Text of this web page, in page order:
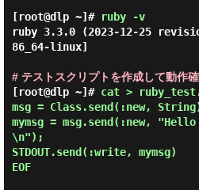
[root@dlp ~]# ruby -v
ruby 3.3.0 (2023-12-25
86_64-linux]
# テストスクリプトを作成して動作
[root@dlp ~]# cat >
msg = Class.send(:new,
mymsg = msg.send(:new,
\n");
STDOUT.send(:write, mymsg)
EOF